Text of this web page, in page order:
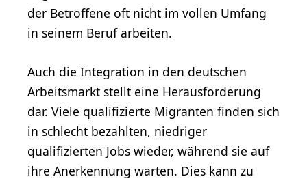
der Betroffene oft nicht im vollen Umfang
in seinem Beruf arbeiten.
Auch die Integration in den deutschen
Arbeitsmarkt stellt eine Herausforderung
dar. Viele qualifizierte Migranten finden sich
in schlecht bezahlten, niedriger
qualifizierten Jobs wieder, während sie auf
ihre Anerkennung warten. Dies kann zu